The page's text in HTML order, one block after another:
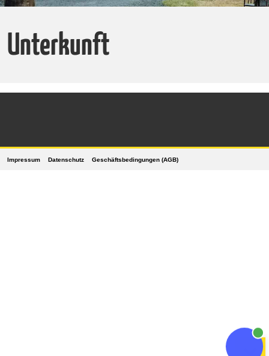
Unterkunft
Impressum Datenschutz Geschäftsbedingungen (AGB)